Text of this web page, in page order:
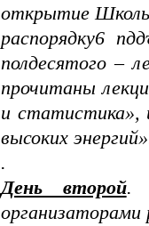
открытие
распорядку6
полдесятого –
прочитаны
и статистика»,
высоких
.
День второй.